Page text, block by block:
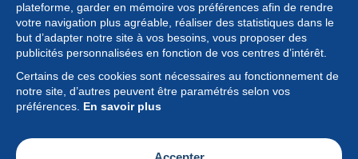
plateforme, garder en mémoire vos préférences afin de rendre
votre navigation plus agréable, réaliser des statistiques dans le
but d’adapter notre site à vos besoins, vous proposer des
publicités personnalisées en fonction de vos centres d’intérêt.
Certains de ces cookies sont nécessaires au fonctionnement de
notre site, d’autres peuvent être paramétrés selon vos
préférences. En savoir plus
Collection
Actualités
Fonctionnalités
Société